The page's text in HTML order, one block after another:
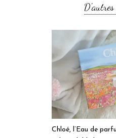
Chloé, l’Eau de